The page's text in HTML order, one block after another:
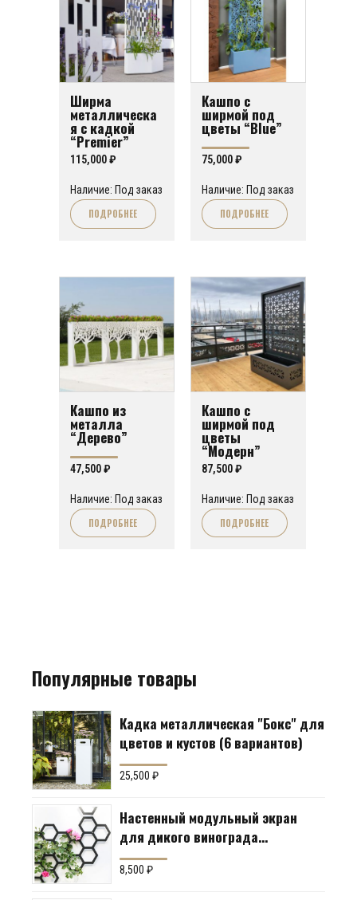
Ширма
металлическа
я с кадкой
“Premier”
115,000₽
Наличие: Под заказ
ПОДРОБНЕЕ
Кашпо с
ширмой под
цветы “Blue”
75,000₽
Наличие: Под заказ
ПОДРОБНЕЕ
Кашпо из
металла
“Дерево”
47,500₽
Наличие: Под заказ
ПОДРОБНЕЕ
Кашпо с
ширмой под
цветы
“Модерн”
87,500₽
Наличие: Под заказ
ПОДРОБНЕЕ
Популярные товары
Кадка металлическая "Бокс" для
цветов и кустов (6 вариантов)
25,500₽
Настенный модульный экран
для дикого винограда
"Коллекция Соты"
8,500₽